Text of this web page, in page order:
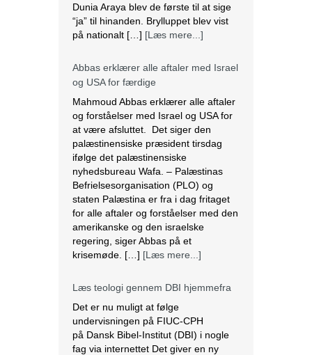
Dunia Araya blev de første til at sige
“ja” til hinanden. Brylluppet blev vist
på nationalt […] [Læs mere...]
Abbas erklærer alle aftaler med Israel
og USA for færdige
Mahmoud Abbas erklærer alle aftaler
og forståelser med Israel og USA for
at være afsluttet. Det siger den
palæstinensiske præsident tirsdag
ifølge det palæstinensiske
nyhedsbureau Wafa. – Palæstinas
Befrielsesorganisation (PLO) og
staten Palæstina er fra i dag fritaget
for alle aftaler og forståelser med den
amerikanske og den israelske
regering, siger Abbas på et
krisemøde. […] [Læs mere...]
Læs teologi gennem DBI hjemmefra
Det er nu muligt at følge
undervisningen på FIUC-CPH
på Dansk Bibel-Institut (DBI) i nogle
fag via internettet Det giver en ny